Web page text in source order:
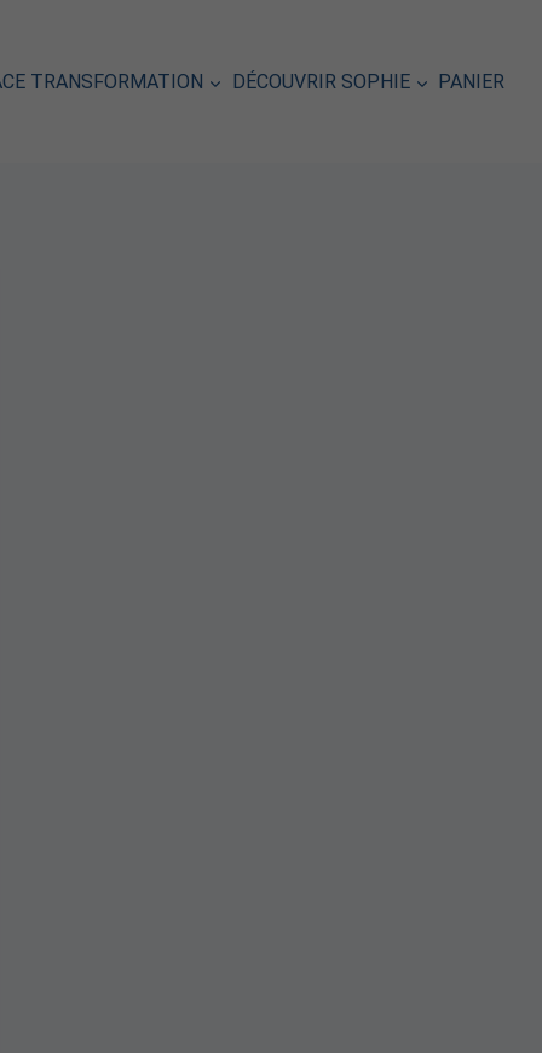
TRANSFORMATION DÉCOUVRIR SOPHIE PANIER